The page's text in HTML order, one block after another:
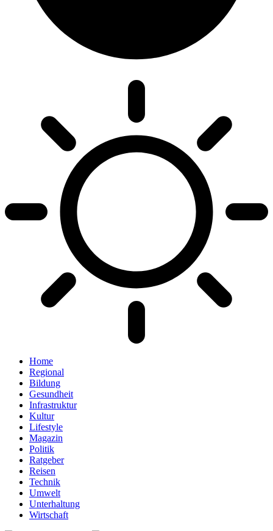
Home
Regional
Bildung
Gesundheit
Infrastruktur
Kultur
Lifestyle
Magazin
Politik
Ratgeber
Reisen
Technik
Umwelt
Unterhaltung
Wirtschaft